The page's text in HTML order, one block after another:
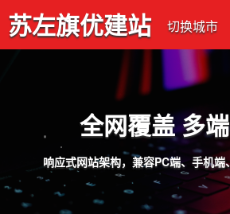
苏左旗优建站 切换城市
全网覆盖 多
响应式网站架构，兼容PC端、手机端